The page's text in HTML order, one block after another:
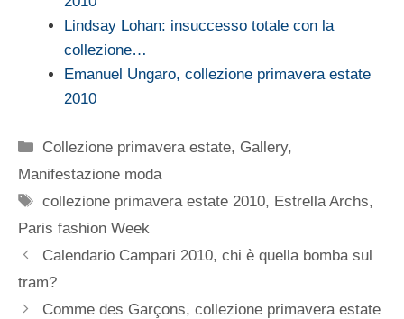
Lindsay Lohan: insuccesso totale con la
collezione…
Emanuel Ungaro, collezione primavera estate
2010
Categorie
Collezione primavera estate, Gallery,
Manifestazione moda
Tag
collezione primavera estate 2010, Estrella Archs,
Paris fashion Week
Calendario Campari 2010, chi è quella bomba sul
tram?
Comme des Garçons, collezione primavera estate